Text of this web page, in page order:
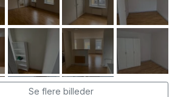
Se flere billeder